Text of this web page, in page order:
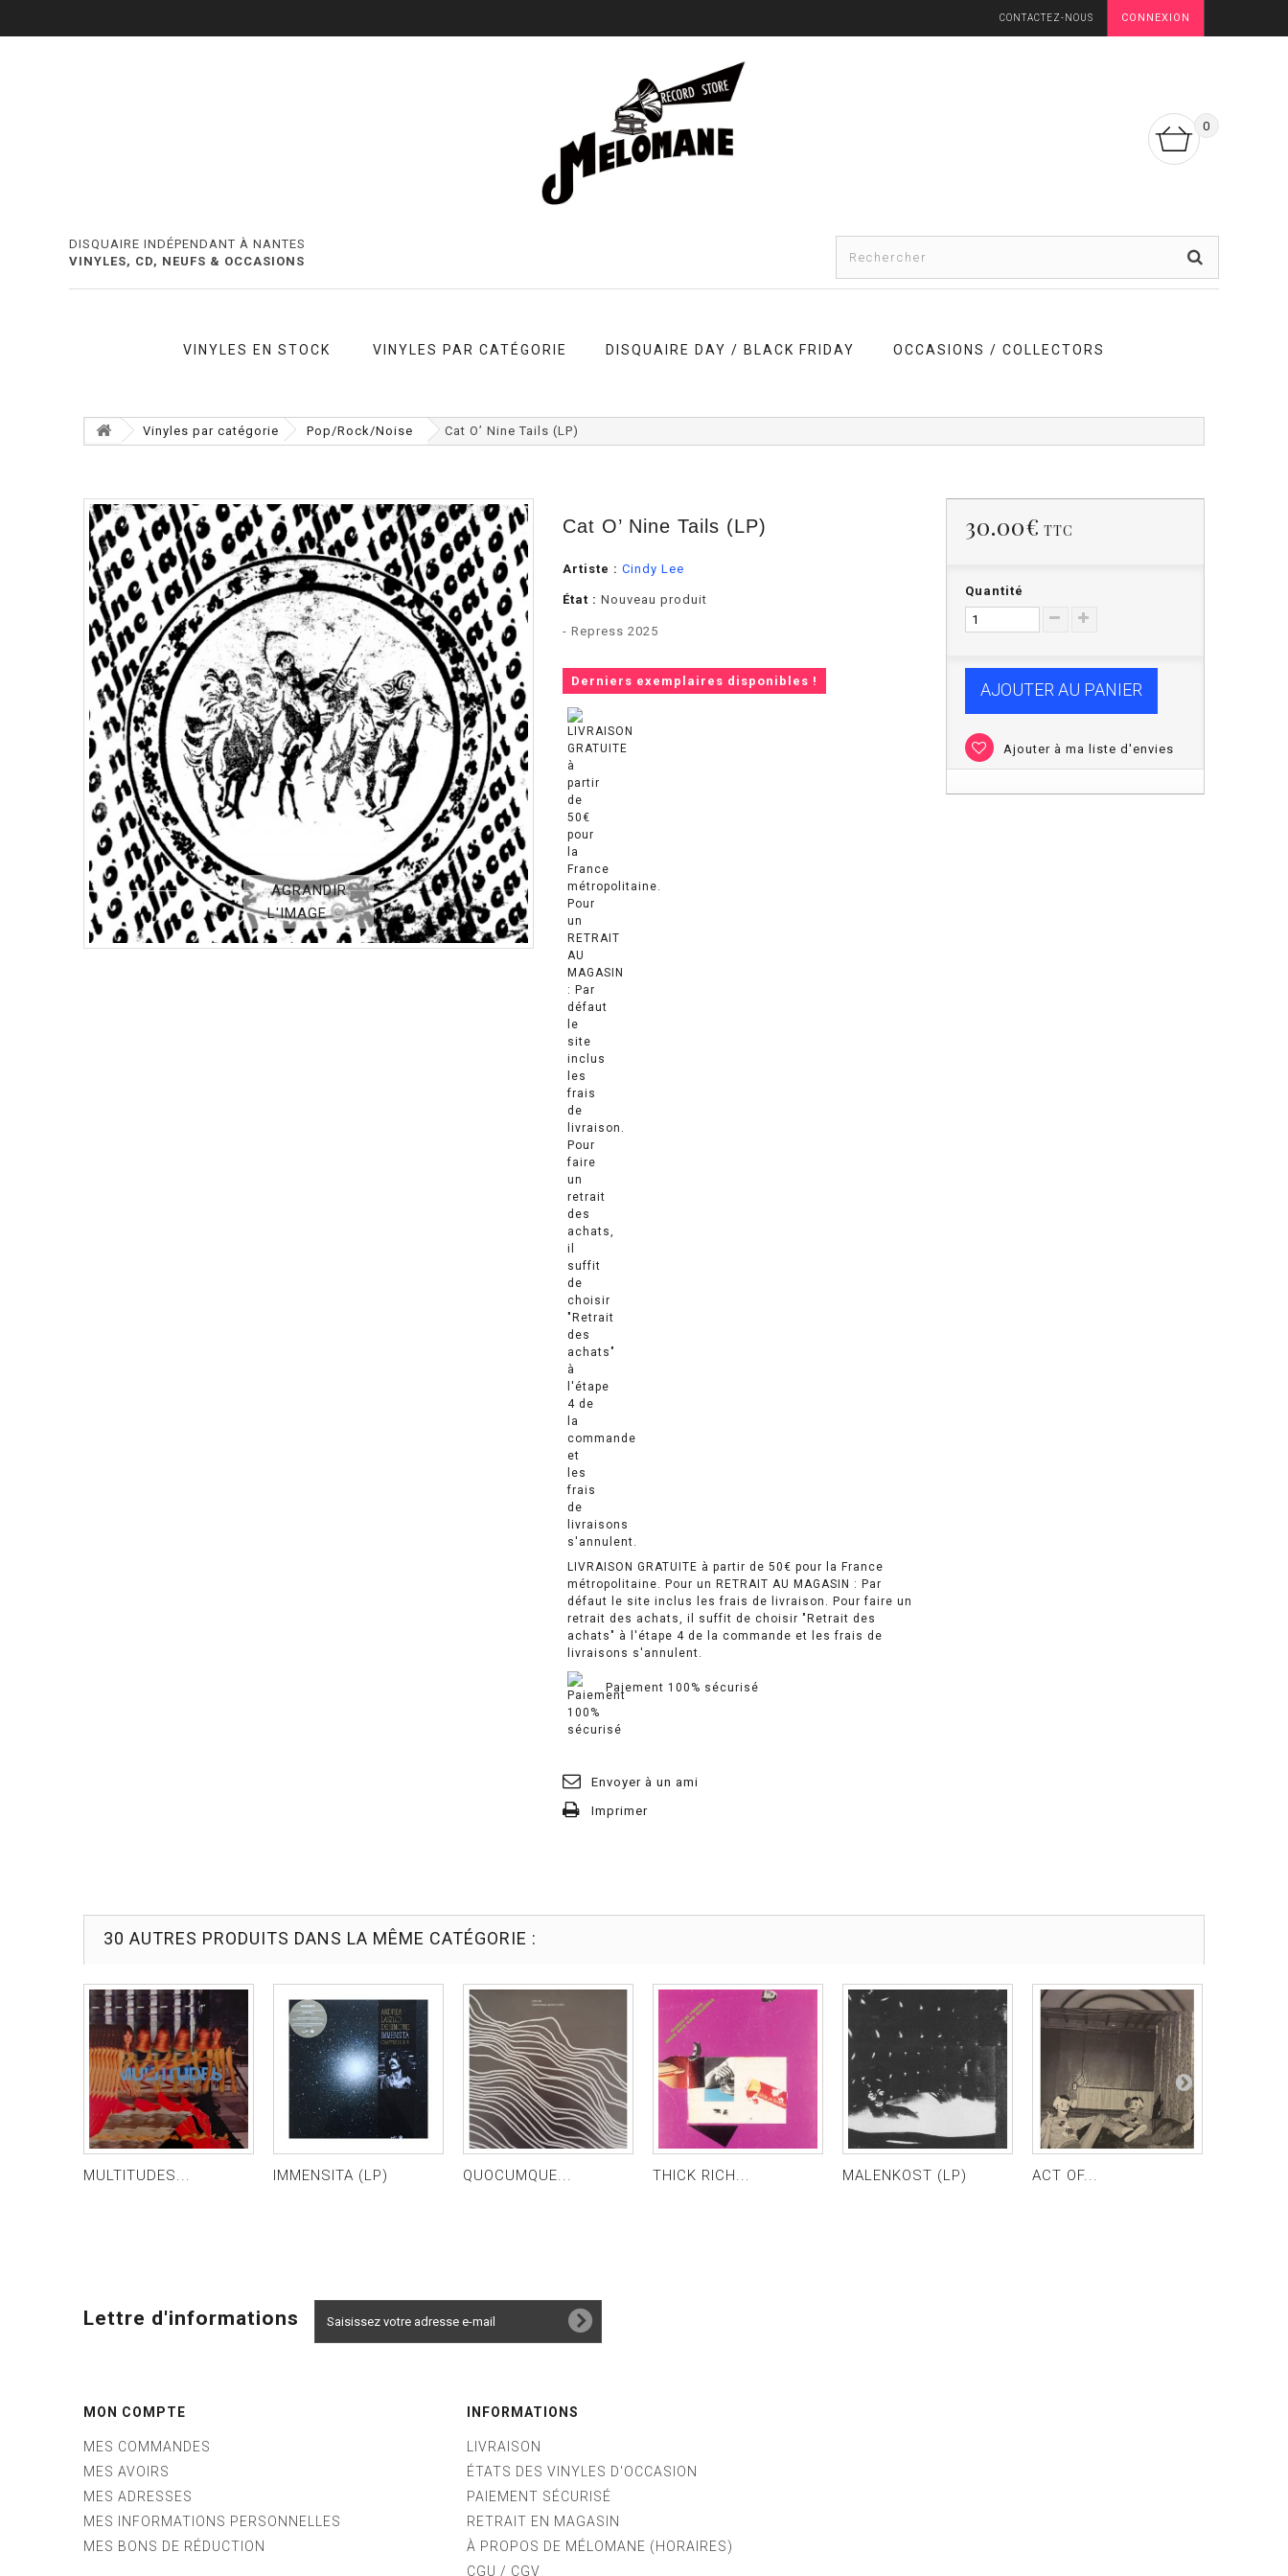
CONNEXION
CONTACTEZ-NOUS
0
DISQUAIRE INDÉPENDANT À NANTES
VINYLES, CD, NEUFS & OCCASIONS
VINYLES EN STOCK VINYLES PAR CATÉGORIE DISQUAIRE DAY / BLACK FRIDAY OCCASIONS / COLLECTORS
Vinyles par catégorie Pop/Rock/Noise Cat O’ Nine Tails (LP)
AGRANDIR
L'IMAGE
Cat O’ Nine Tails (LP)
Artiste : Cindy Lee
État : Nouveau produit
- Repress 2025
Derniers exemplaires disponibles !
LIVRAISON GRATUITE à partir de 50€ pour la France
métropolitaine. Pour un RETRAIT AU MAGASIN : Par
défaut le site inclus les frais de livraison. Pour faire un
retrait des achats, il suffit de choisir "Retrait des
achats" à l'étape 4 de la commande et les frais de
livraisons s'annulent.
Paiement 100% sécurisé
Envoyer à un ami
Imprimer
30.00€ TTC
Quantité
AJOUTER AU PANIER
Ajouter à ma liste d'envies
30 AUTRES PRODUITS DANS LA MÊME CATÉGORIE :
MULTITUDES... IMMENSITA (LP) QUOCUMQUE... THICK RICH... MALENKOST (LP) ACT OF...
Lettre d'informations
MON COMPTE
MES COMMANDES
MES AVOIRS
MES ADRESSES
MES INFORMATIONS PERSONNELLES
MES BONS DE RÉDUCTION
INFORMATIONS
LIVRAISON
ÉTATS DES VINYLES D'OCCASION
PAIEMENT SÉCURISÉ
RETRAIT EN MAGASIN
À PROPOS DE MÉLOMANE (HORAIRES)
CGU / CGV